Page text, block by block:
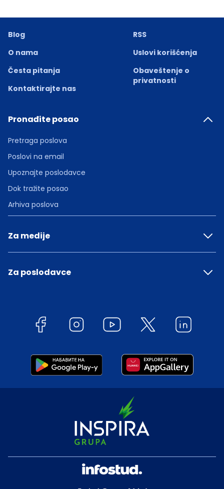
Blog
O nama
Česta pitanja
Kontaktirajte nas
RSS
Uslovi korišćenja
Obaveštenje o
privatnosti
Pronađite posao
Pretraga poslova
Poslovi na email
Upoznajte poslodavce
Dok tražite posao
Arhiva poslova
Za medije
Za poslodavce